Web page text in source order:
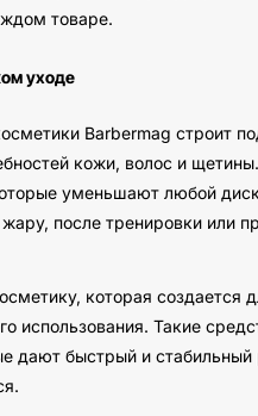
товаре.
уходе
Barbermag строит
кожи, волос и
уменьшают любой
после тренировки или
которая создается
использования. Такие
дают быстрый и стабильный